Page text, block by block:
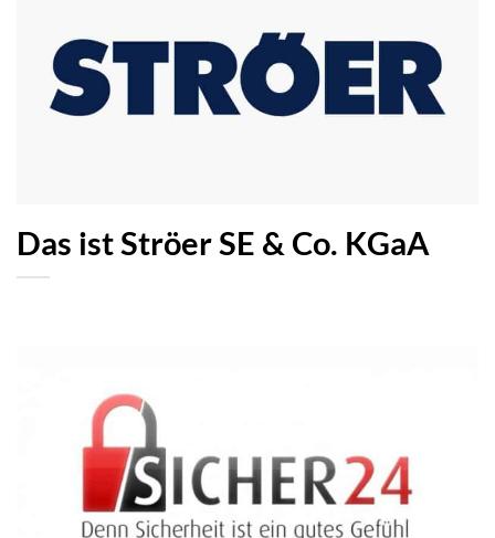
Das ist Ströer SE & Co. KGaA